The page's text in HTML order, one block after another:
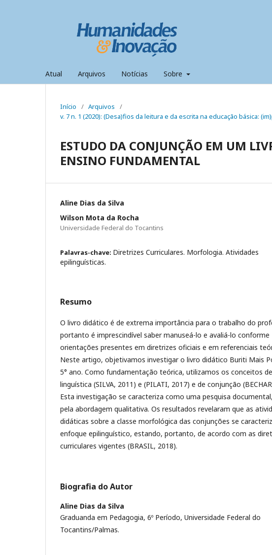
Atual Arquivos Notícias Sobre
Início / Arquivos
/
v. 7 n. 1 (2020): (Desa)fios da leitura e da escrita na educação básica:
ESTUDO DA CONJUNÇÃO EM UM
ENSINO FUNDAMENTAL
Aline Dias da Silva
Wilson Mota da Rocha
Universidade Federal do Tocantins
Palavras-chave: Diretrizes Curriculares. Morfologia. Atividades
epilinguísticas.
Resumo
O livro didático é de extrema importância para o trabalho do
portanto é imprescindível saber manuseá-lo e avaliá-lo conforme
orientações presentes em diretrizes oficiais e em referenciais
Neste artigo, objetivamos investigar o livro didático Buriti Mais
5° ano. Como fundamentação teórica, utilizamos os conceitos
linguística (SILVA, 2011) e (PILATI, 2017) e de conjunção
Esta investigação se caracteriza como uma pesquisa
pela abordagem qualitativa. Os resultados revelaram que as
didáticas sobre a classe morfológica das conjunções se
enfoque epilinguístico, estando, portanto, de acordo com as
curriculares vigentes (BRASIL, 2018).
Biografia do Autor
Aline Dias da Silva
Graduanda em Pedagogia, 6º Período, Universidade Federal do
Tocantins/Palmas.